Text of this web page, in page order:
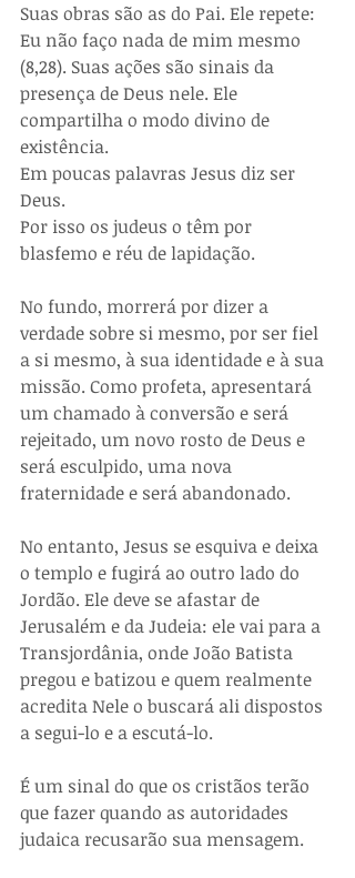
Suas obras são as do Pai. Ele repete:
Eu não faço nada de mim mesmo
(8,28). Suas ações são sinais da
presença de Deus nele. Ele
compartilha o modo divino de
existência.
Em poucas palavras Jesus diz ser
Deus.
Por isso os judeus o têm por
blasfemo e réu de lapidação.
No fundo, morrerá por dizer a
verdade sobre si mesmo, por ser fiel
a si mesmo, à sua identidade e à sua
missão. Como profeta, apresentará
um chamado à conversão e será
rejeitado, um novo rosto de Deus e
será esculpido, uma nova
fraternidade e será abandonado.
No entanto, Jesus se esquiva e deixa
o templo e fugirá ao outro lado do
Jordão. Ele deve se afastar de
Jerusalém e da Judeia: ele vai para a
Transjordânia, onde João Batista
pregou e batizou e quem realmente
acredita Nele o buscará ali dispostos
a segui-lo e a escutá-lo.
É um sinal do que os cristãos terão
que fazer quando as autoridades
judaica recusarão sua mensagem.